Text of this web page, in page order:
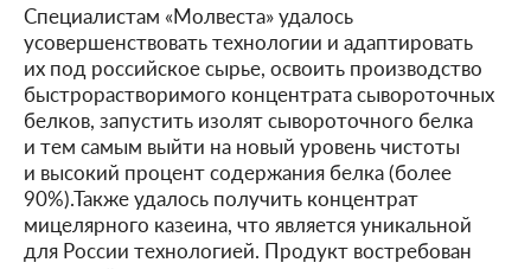
Специалистам «Молвеста» удалось
усовершенствовать технологии и адаптировать
их под российское сырье, освоить производство
быстрорастворимого концентрата сывороточных
белков, запустить изолят сывороточного белка
и тем самым выйти на новый уровень чистоты
и высокий процент содержания белка (более
90%).Также удалось получить концентрат
мицелярного казеина, что является уникальной
для России технологией. Продукт востребован